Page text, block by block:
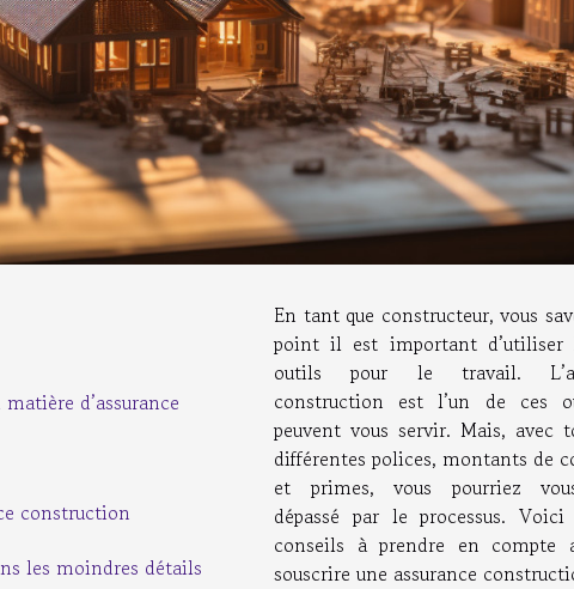
d’assurance
construction
les moindres détails
En tant que constructeur, vous
point il est important d’utiliser
outils pour le travail.
construction est l’un de ces
peuvent vous servir. Mais, avec
différentes polices, montants de
et primes, vous pourriez
dépassé par le processus. Voici
conseils à prendre en compte
souscrire une assurance